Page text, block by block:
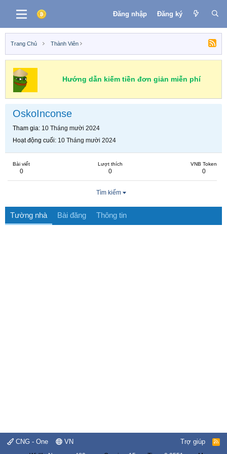
Đăng nhập Đăng ký
Trang Chủ Thành Viên
Hướng dẫn kiếm tiền đơn giản miễn phí
OskoInconse
Tham gia 10 Tháng mười 2024
Hoạt động cuối 10 Tháng mười 2024
Bài viết
0
Lượt thích
0
VNB Token
0
Tìm kiếm
Tường nhà Bài đăng Thông tin
CNG - One VN Trợ giúp
R